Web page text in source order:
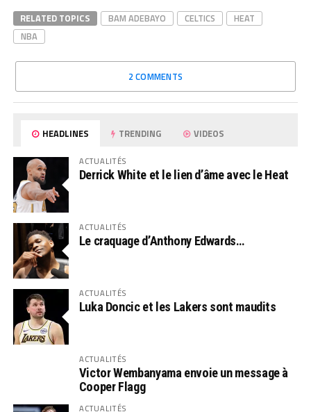
RELATED TOPICS BAM ADEBAYO CELTICS
HEAT
NBA
2 COMMENTS
HEADLINES TRENDING VIDEOS
ACTUALITÉS
Derrick White et le lien d’âme avec le Heat
ACTUALITÉS
Le craquage d’Anthony Edwards…
ACTUALITÉS
Luka Doncic et les Lakers sont maudits
ACTUALITÉS
Victor Wembanyama envoie un message à
Cooper Flagg
ACTUALITÉS